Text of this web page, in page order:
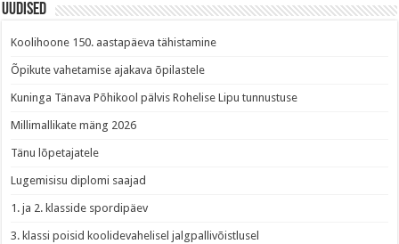
Uudised
Koolihoone 150. aastapäeva tähistamine
Õpikute vahetamise ajakava õpilastele
Kuninga Tänava Põhikool pälvis Rohelise Lipu tunnustuse
Millimallikate mäng 2026
Tänu lõpetajatele
Lugemisisu diplomi saajad
1. ja 2. klasside spordipäev
3. klassi poisid koolidevahelisel jalgpallivõistlusel